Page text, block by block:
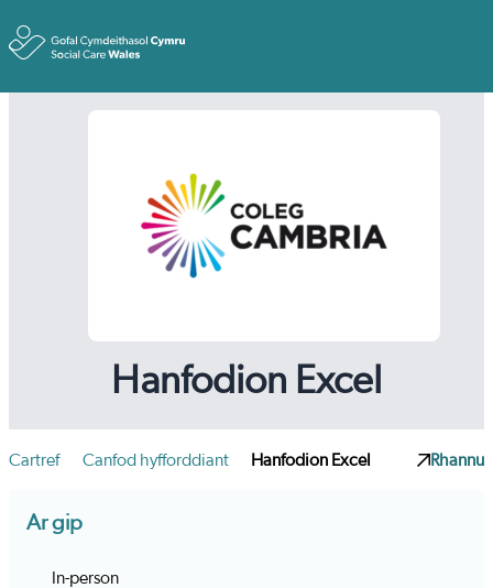
Hanfodion Excel
Cartref Canfod hyfforddiant Hanfodion Excel Rhannu
Ar gip
In-person